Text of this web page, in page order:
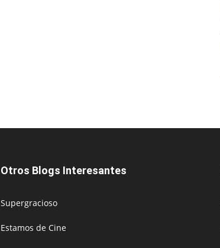
Otros Blogs Interesantes
Supergracioso
Estamos de Cine